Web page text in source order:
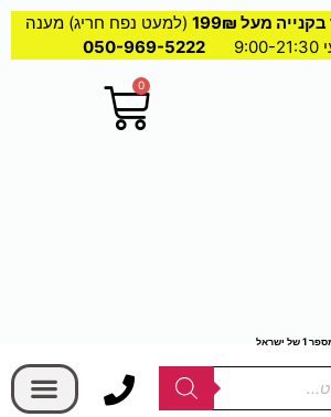
מעל 199₪
(למעט נפח חריג) מענה
050-969-5222
ישראל
0
עגלת